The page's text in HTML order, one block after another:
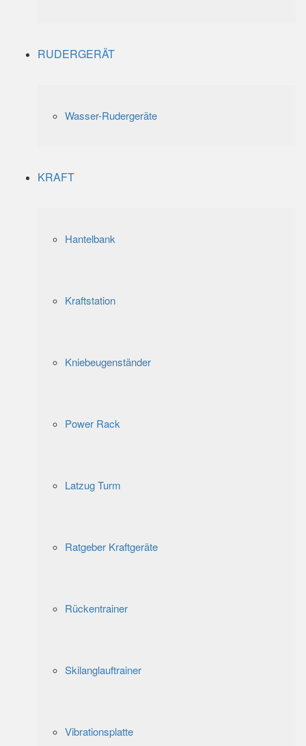
RUDERGERÄT
Wasser-Rudergeräte
KRAFT
Hantelbank
Kraftstation
Kniebeugenständer
Power Rack
Latzug Turm
Ratgeber Kraftgeräte
Rückentrainer
Skilanglauftrainer
Vibrationsplatte